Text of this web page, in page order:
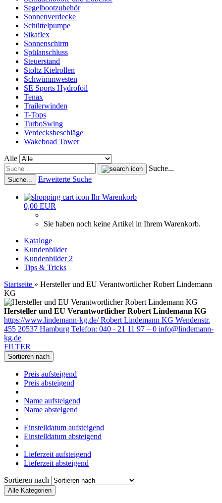
Segelbootzubehör
Sonnenverdecke
Schüttelpumpe
Sikaflex
Sonnenschirm
Spülanschluss
Steuerstand
Stoltz Kielrollen
Schwimmwesten
SE Sports Hydrofoil
Tenax
Trailerwinden
T-Tops
TurboSwing
Verdecksbeschläge
Wakeboad Tower
Alle
Suche...
Suche... Erweiterte Suche
Ihr Warenkorb
0,00 EUR
Sie haben noch keine Artikel in Ihrem Warenkorb.
Kataloge
Kundenbilder
Kundenbilder 2
Tips & Tricks
Startseite » Hersteller und EU Verantwortlicher Robert Lindemann
KG
Hersteller und EU Verantwortlicher Robert Lindemann KG
https://www.lindemann-kg.de/ Robert Lindemann KG Wendenstr.
455 20537 Hamburg Telefon: 040 - 21 11 97 – 0 info@lindemann-
kg.de
FILTER
Sortieren nach
Preis aufsteigend
Preis absteigend
Name aufsteigend
Name absteigend
Einstelldatum aufsteigend
Einstelldatum absteigend
Lieferzeit aufsteigend
Lieferzeit absteigend
Sortieren nach
Alle Kategorien